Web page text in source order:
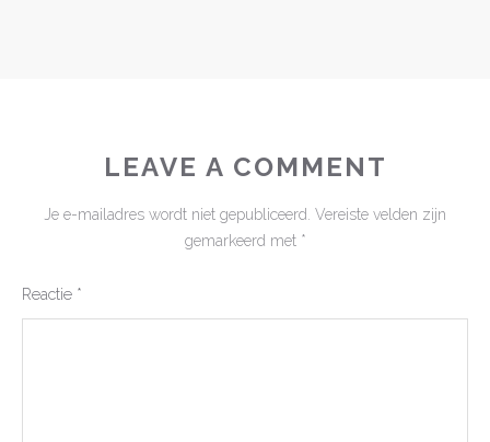
LEAVE A COMMENT
Je e-mailadres wordt niet gepubliceerd. Vereiste velden zijn
gemarkeerd met *
Reactie *